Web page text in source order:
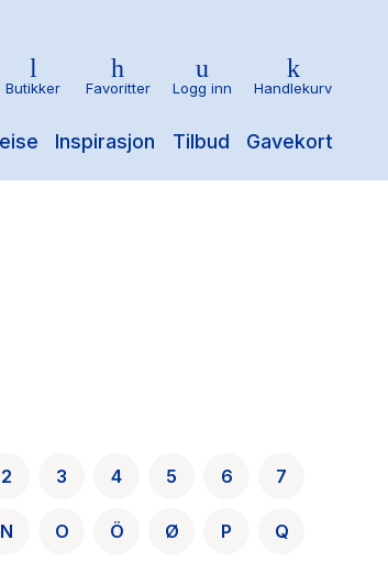
Inspirasjon Tilbud Gavekort
Butikker Favoritter Logg inn Handlekurv
2 3 4 5 6 7
N O Ö Ø P Q